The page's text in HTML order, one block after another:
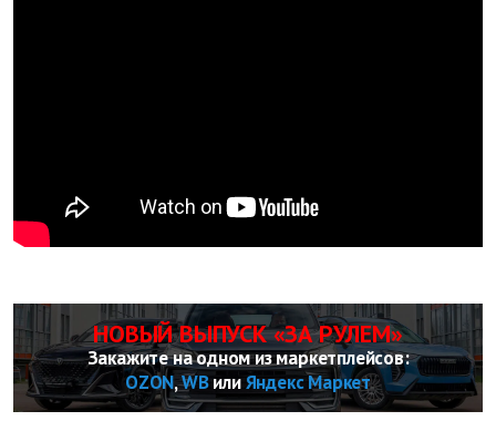
НОВЫЙ ВЫПУСК «ЗА РУЛЕМ»
Закажите на одном из маркетплейсов:
OZON,WBилиЯндекс Маркет